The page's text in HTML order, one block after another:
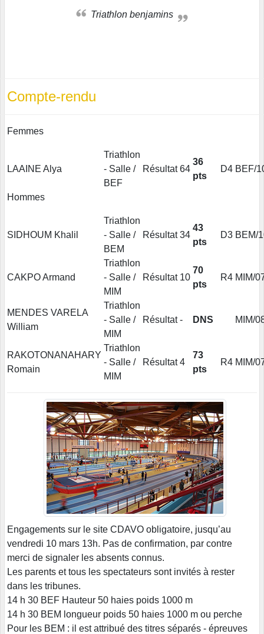
Triathlon benjamins
Compte-rendu
Femmes
LAAINE Alya
Triathlon
- Salle /
BEF
Résultat 64
36
pts
D4 BEF/
Hommes
SIDHOUM Khalil
Triathlon
- Salle /
BEM
Résultat 34
43
pts
D3 BEM/
CAKPO Armand
Triathlon
- Salle /
MIM
Résultat 10
70
pts
R4 MIM/
MENDES VARELA
William
Triathlon
- Salle /
MIM
Résultat - DNS MIM/
RAKOTONANAHARY
Romain
Triathlon
- Salle /
MIM
Résultat 4
73
pts
R4 MIM/
Engagements sur le site CDAVO obligatoire, jusqu’au
vendredi 10 mars 13h. Pas de confirmation, par contre
merci de signaler les absents connus.
Les parents et tous les spectateurs sont invités à rester
dans les tribunes.
14 h 30 BEF Hauteur 50 haies poids 1000 m
14 h 30 BEM longueur poids 50 haies 1000 m ou perche
Pour les BEM : il est attribué des titres séparés - épreuves